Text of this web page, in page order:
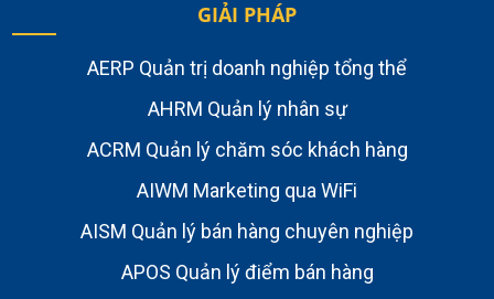
GIẢI PHÁP
AERP Quản trị doanh nghiệp tổng thể
AHRM Quản lý nhân sự
ACRM Quản lý chăm sóc khách hàng
AIWM Marketing qua WiFi
AISM Quản lý bán hàng chuyên nghiệp
APOS Quản lý điểm bán hàng